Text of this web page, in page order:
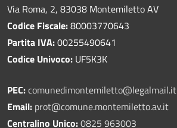
Via Roma, 2, 83038 Montemiletto AV
Codice Fiscale:80003770643
Partita IVA:00255490641
Codice Univoco: UF5K3K
PEC:comunedimontemiletto@legalmail.it
Email: prot@comune.montemiletto.av.it
Centralino Unico:0825 963003